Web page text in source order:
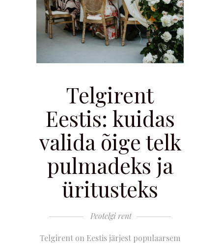
Telgirent
Eestis: kuidas
valida õige telk
pulmadeks ja
üritusteks
Peotelgi rent
Telgirent on Eestis järjest populaarsem